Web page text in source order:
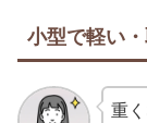
小型で軽い
重